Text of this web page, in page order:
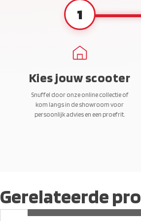
1
Kies jouw scooter
Snuffel door onze online collectie of
kom langs in de showroom voor
persoonlijk advies en een proefrit.
Gerelateerde